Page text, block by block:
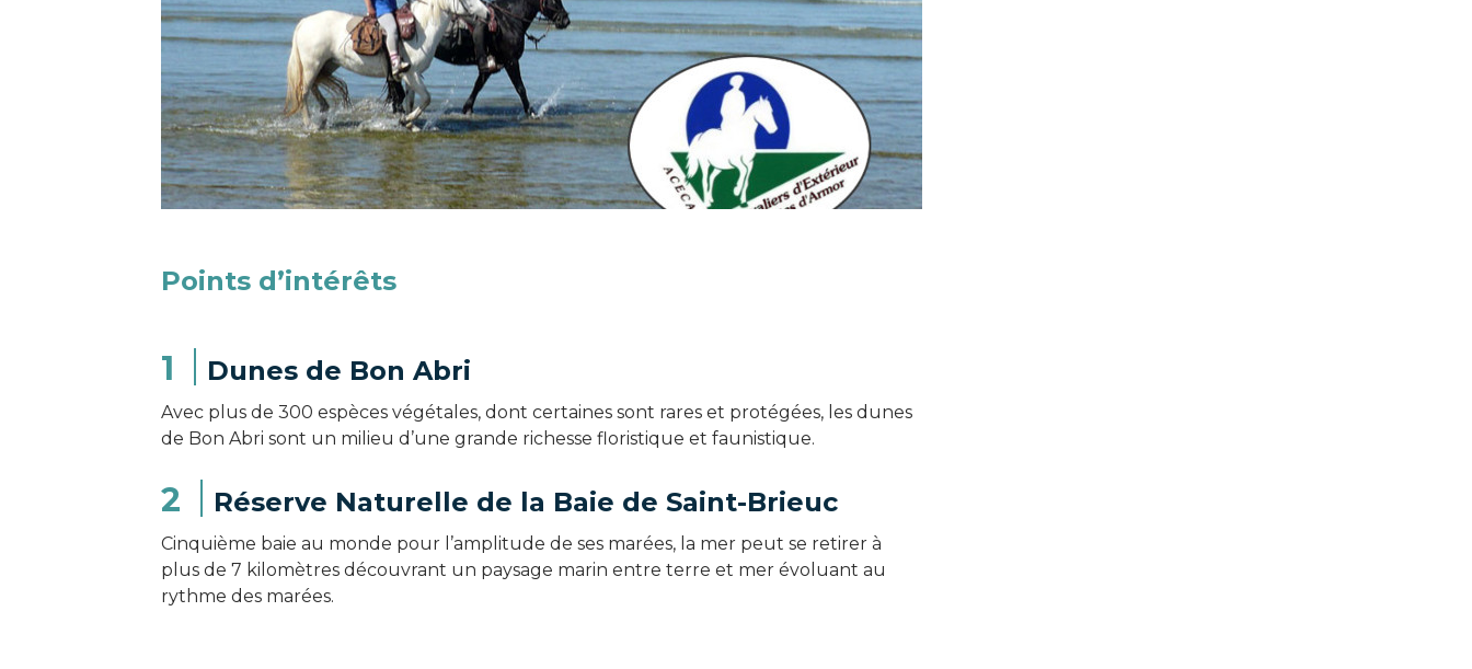
Points d’intérêts
1 Dunes de Bon Abri
Avec plus de 300 espèces végétales, dont certaines sont rares et protégées, les dunes
de Bon Abri sont un milieu d’une grande richesse floristique et faunistique.
2 Réserve Naturelle de la Baie de Saint-Brieuc
Cinquième baie au monde pour l’amplitude de ses marées, la mer peut se retirer à
plus de 7 kilomètres découvrant un paysage marin entre terre et mer évoluant au
rythme des marées.